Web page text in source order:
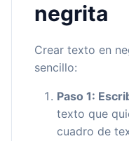
negrita
Crear texto en
sencillo:
Paso 1:
texto que
cuadro de